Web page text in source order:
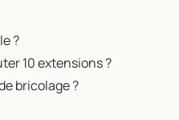
?
10 extensions ?
bricolage ?